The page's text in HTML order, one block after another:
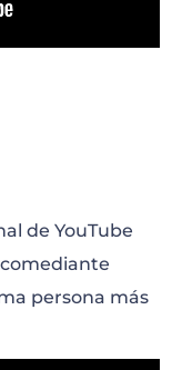
de YouTube
comediante
persona más